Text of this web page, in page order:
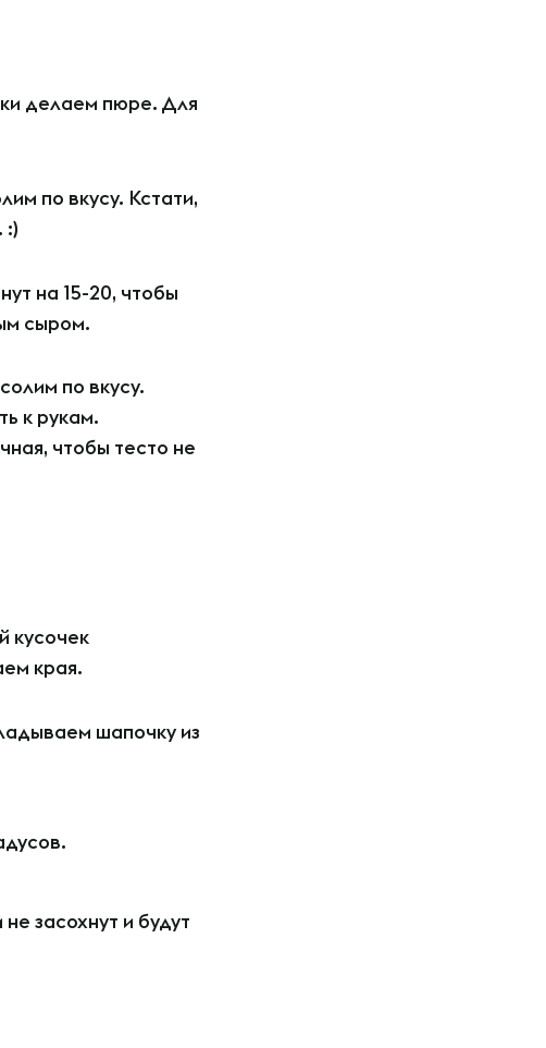
делаем пюре. Для
по вкусу. Кстати,
:)
на 15-20, чтобы
сыром.
по вкусу.
к рукам.
чтобы тесто не
кусочек
края.
шапочку из
засохнут и будут